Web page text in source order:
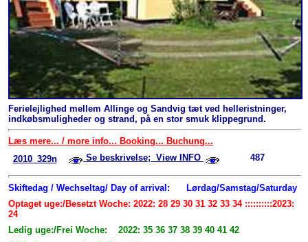
Ferielejlighed mellem Allinge og Sandvig tæt ved helleristninger,
indkøbsmuligheder og strand, på en stor smuk klippegrund.
Læs mere... / more info... Booking... Buchung...
2010_329n
Se beskrivelse; View INFO 487
Skiftedag / Wechseltag/ Day of arrival:
Lørdag/Samstag/Saturday
Optaget uge:/Besetzt Woche: 2022: 28 29 30 31 32 33 34 ::::::::::2023:
24
Ledig uge:/Frei Woche: 2022: 35 36 37 38 39 40 41 42